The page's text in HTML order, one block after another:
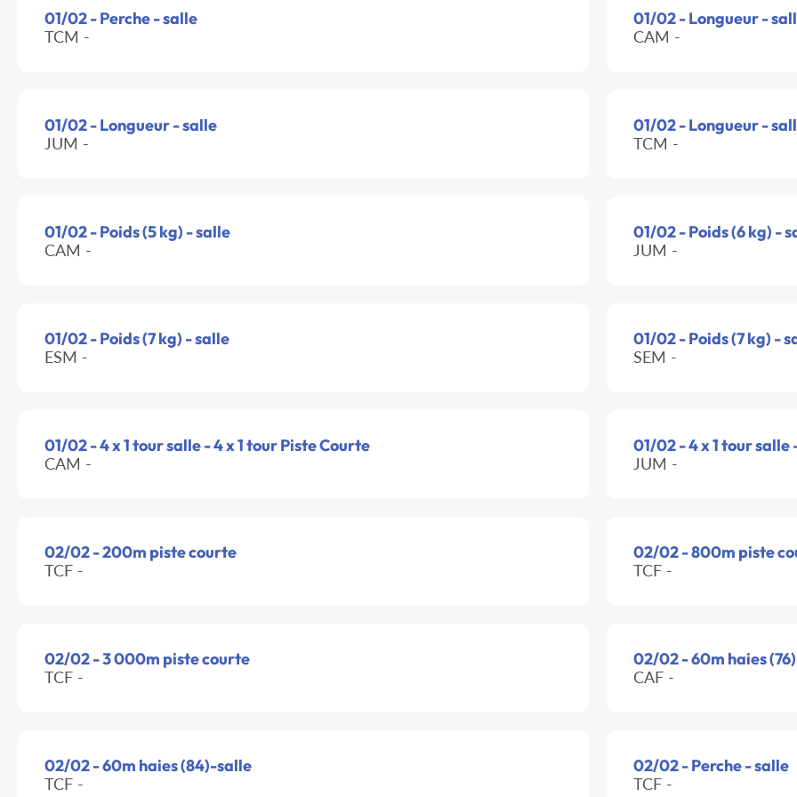
01/02 - Perche - salle
TCM -
01/02 - Longueur -
CAM -
01/02 - Longueur - salle
JUM -
01/02 - Longueur -
TCM -
01/02 - Poids (5 kg) - salle
CAM -
01/02 - Poids (6 kg) -
JUM -
01/02 - Poids (7 kg) - salle
ESM -
01/02 - Poids (7 kg) -
SEM -
01/02 - 4 x 1 tour salle - 4 x 1 tour Piste Courte
CAM -
01/02 - 4 x 1 tour salle
JUM -
02/02 - 200m piste courte
TCF -
02/02 - 800m piste
TCF -
02/02 - 3 000m piste courte
TCF -
02/02 - 60m haies
CAF -
02/02 - 60m haies (84)-salle
TCF -
02/02 - Perche - salle
TCF -